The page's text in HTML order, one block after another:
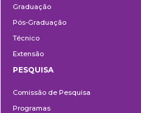
Graduação
Pós-Graduação
Técnico
Extensão
PESQUISA
Comissão de Pesquisa
Programas